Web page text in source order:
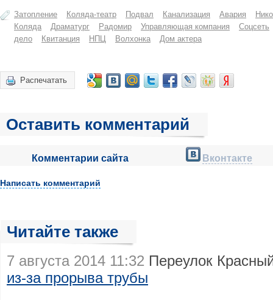
Затопление Коляда-театр Подвал Канализация Авария
Коляда
Драматург Радомир Управляющая компания
Соцсеть
дело
Квитанция НПЦ Волхонка Дом актера
Распечатать
Оставить комментарий
Комментарии сайта Вконтакте
Написать комментарий
Читайте также
7 августа 2014 11:32 Переулок
из-за прорыва трубы